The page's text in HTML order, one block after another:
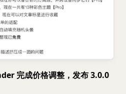
完成价格调整，发布 3.0.0